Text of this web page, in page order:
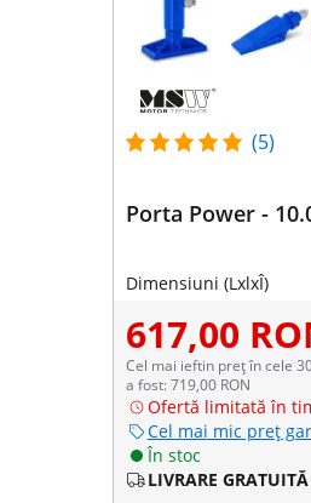
(5)
Porta Power -
Dimensiuni (LxlxÎ)
617,00
Cel mai ieftin preț în cele
a fost: 719,00 RON
Ofertă limitată în
Cel mai mic preț
În stoc
LIVRARE GRATUITĂ